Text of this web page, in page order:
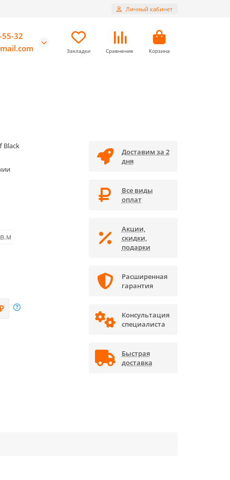
Личный кабинет
32
Закладки Сравнение Корзина
Black
Доставим за 2
дня
Все виды
оплат
Акции,
скидки,
подарки
Расширенная
гарантия
Консультация
специалиста
Быстрая
доставка